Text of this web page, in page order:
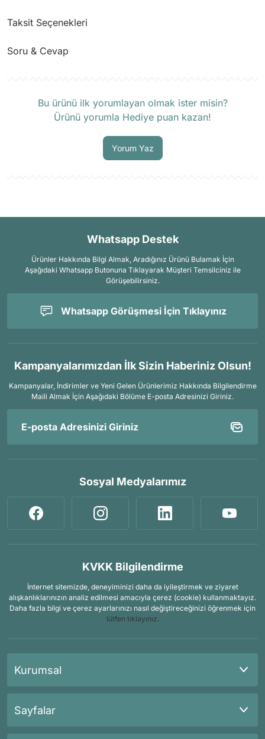
Taksit Seçenekleri
Soru & Cevap
Bu ürünü ilk yorumlayan olmak ister misin?
Ürünü yorumla Hediye puan kazan!
Yorum Yaz
Whatsapp Destek
Ürünler Hakkında Bilgi Almak, Aradığınız Ürünü Bulamak İçin
Aşağıdaki Whatsapp Butonuna Tıklayarak Müşteri Temsilciniz ile
Görüşebilirsiniz.
Whatsapp Görüşmesi İçin Tıklayınız
Kampanyalarımızdan İlk Sizin Haberiniz Olsun!
Kampanyalar, İndirimler ve Yeni Gelen Ürünlerimiz Hakkında Bilgilendirme
Maili Almak İçin Aşağıdaki Bölüme E-posta Adresinizi Giriniz.
Sosyal Medyalarımız
KVKK Bilgilendirme
İnternet sitemizde, deneyiminizi daha da iyileştirmek ve ziyaret
alışkanlıklarınızın analiz edilmesi amacıyla çerez (cookie) kullanmaktayız.
Daha fazla bilgi ve çerez ayarlarınızı nasıl değiştireceğinizi öğrenmek için
lütfen tıklayınız.
Kurumsal
Sayfalar